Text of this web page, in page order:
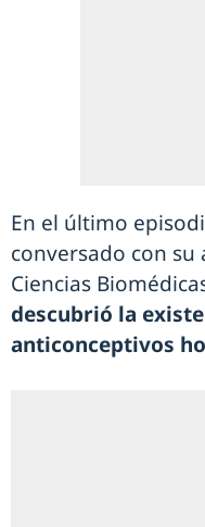
En el último
conversado con
Ciencias
descubrió la
anticonceptivos